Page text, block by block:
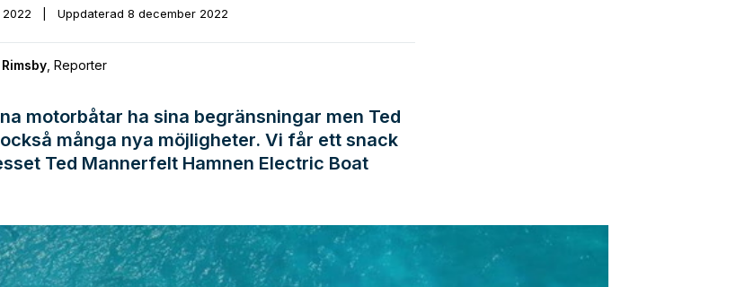
Uppdaterad 8 december 2022
Reporter
motorbåtar ha sina begränsningar men Ted
många nya möjligheter. Vi får ett snack
Ted Mannerfelt Hamnen Electric Boat